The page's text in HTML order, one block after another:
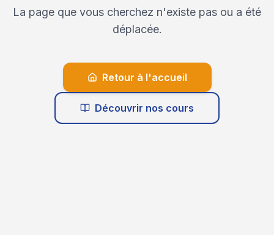
La page que vous cherchez n'existe pas ou a été
déplacée.
Retour à l'accueil
Découvrir nos cours